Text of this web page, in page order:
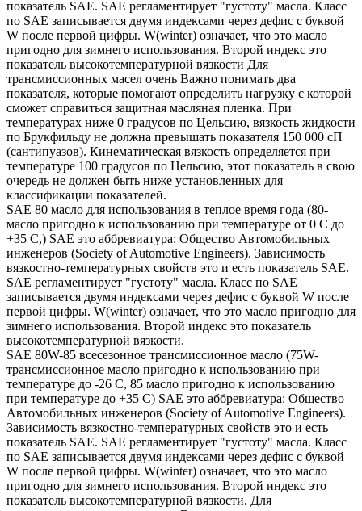
показатель SAE. SAE регламентирует "густоту" масла. Класс
по SAE записывается двумя индексами через дефис с буквой
W после первой цифры. W(winter) означает, что это масло
пригодно для зимнего использования. Второй индекс это
показатель высокотемпературной вязкости Для
трансмиссионных масел очень Важно понимать два
показателя, которые помогают определить нагрузку с которой
сможет справиться защитная масляная пленка. При
температурах ниже 0 градусов по Цельсию, вязкость жидкости
по Брукфильду не должна превышать показателя 150 000 сП
(сантипуазов). Кинематическая вязкость определяется при
температуре 100 градусов по Цельсию, этот показатель в свою
очередь не должен быть ниже установленных для
классификации показателей.
SAE 80 масло для использования в теплое время года (80-
масло пригодно к использованию при температуре от 0 С до
+35 С,) SAE это аббревиатура: Общество Автомобильных
инженеров (Society of Automotive Engineers). Зависимость
вязкостно-температурных свойств это и есть показатель SAE.
SAE регламентирует "густоту" масла. Класс по SAE
записывается двумя индексами через дефис с буквой W после
первой цифры. W(winter) означает, что это масло пригодно для
зимнего использования. Второй индекс это показатель
высокотемпературной вязкости.
SAE 80W-85 всесезонное трансмиссионное масло (75W-
трансмиссионное масло пригодно к использованию при
температуре до -26 С, 85 масло пригодно к использованию
при температуре до +35 С) SAE это аббревиатура: Общество
Автомобильных инженеров (Society of Automotive Engineers).
Зависимость вязкостно-температурных свойств это и есть
показатель SAE. SAE регламентирует "густоту" масла. Класс
по SAE записывается двумя индексами через дефис с буквой
W после первой цифры. W(winter) означает, что это масло
пригодно для зимнего использования. Второй индекс это
показатель высокотемпературной вязкости. Для